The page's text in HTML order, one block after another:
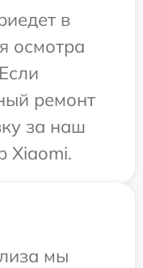
в
осмотра
ремонт
за наш
Xiaomi.
мы